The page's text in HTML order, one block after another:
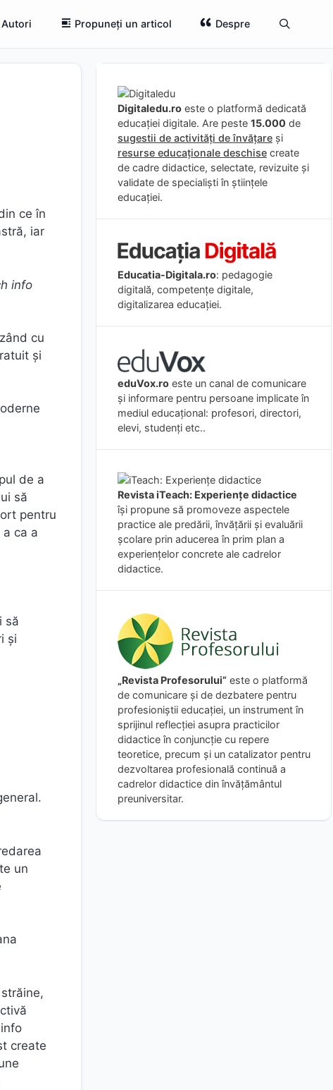
Autori Propuneți un articol Despre
ce în
iar
info
cu
și
de a
să
pentru
ca a
să
și
un
create
Digitaledu.ro este o platformă dedicată
educației digitale. Are peste 15.000 de
sugestii de activități de învățare și
resurse educaționale deschise create
de cadre didactice, selectate, revizuite și
validate de specialiști în științele
educației.
Educatia-Digitala.ro: pedagogie
digitală, competențe digitale,
digitalizarea educației.
eduVox.ro este un canal de comunicare
și informare pentru persoane implicate în
mediul educațional: profesori, directori,
elevi, studenți etc..
Revista iTeach: Experienţe didactice
îşi propune să promoveze aspectele
practice ale predării, învăţării şi evaluării
şcolare prin aducerea în prim plan a
experienţelor concrete ale cadrelor
didactice.
„Revista Profesorului” este o platformă
de comunicare și de dezbatere pentru
profesioniștii educației, un instrument în
sprijinul reflecției asupra practicilor
didactice în conjuncție cu repere
teoretice, precum și un catalizator pentru
dezvoltarea profesională continuă a
cadrelor didactice din învățământul
preuniversitar.